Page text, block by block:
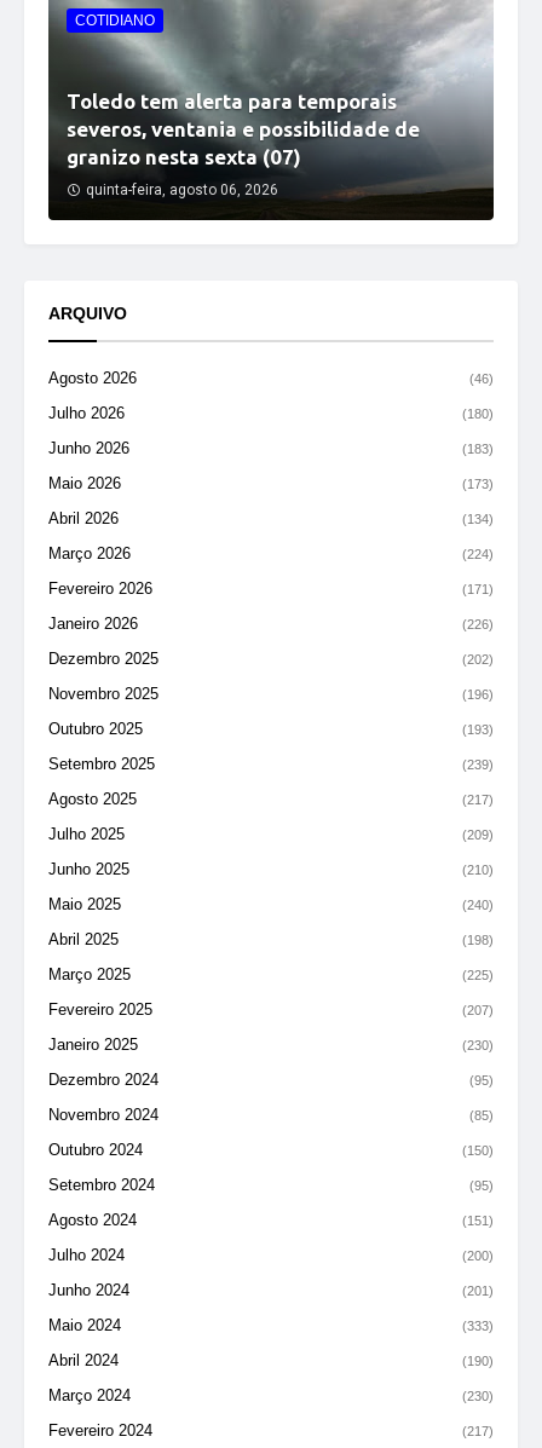
COTIDIANO
Toledo tem alerta para temporais
severos, ventania e possibilidade de
granizo nesta sexta (07)
quinta-feira, agosto 06, 2026
ARQUIVO
Agosto 2026 (46)
Julho 2026 (180)
Junho 2026 (183)
Maio 2026 (173)
Abril 2026 (134)
Março 2026 (224)
Fevereiro 2026 (171)
Janeiro 2026 (226)
Dezembro 2025 (202)
Novembro 2025 (196)
Outubro 2025 (193)
Setembro 2025 (239)
Agosto 2025 (217)
Julho 2025 (209)
Junho 2025 (210)
Maio 2025 (240)
Abril 2025 (198)
Março 2025 (225)
Fevereiro 2025 (207)
Janeiro 2025 (230)
Dezembro 2024 (95)
Novembro 2024 (85)
Outubro 2024 (150)
Setembro 2024 (95)
Agosto 2024 (151)
Julho 2024 (200)
Junho 2024 (201)
Maio 2024 (333)
Abril 2024 (190)
Março 2024 (230)
Fevereiro 2024 (217)